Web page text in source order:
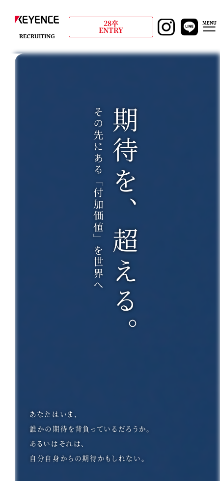
RECRUITING
28卒
ENTRY
MENU
期待を、超える。
その先にある「付加価値」を世界へ
あなたはいま、
誰かの期待を背負っているだろうか。
あるいはそれは、
自分自身からの期待かもしれない。